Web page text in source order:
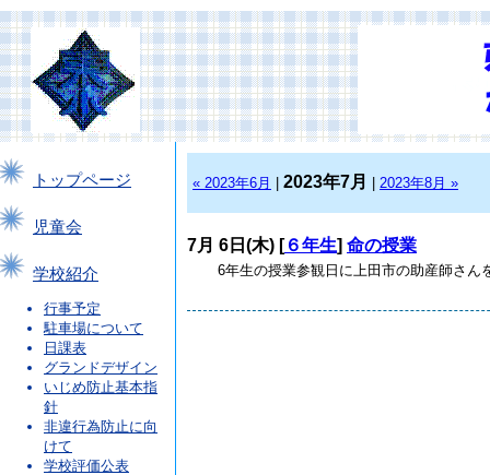
トップページ
児童会
学校紹介
行事予定
駐車場について
日課表
グランドデザイン
いじめ防止基本指
針
非違行為防止に向
けて
学校評価公表
« 2023年6月 2023年7月 2023年8月 »
7月 6日(木) [６年生] 命の授業
6年生の授業参観日に上田市の助産師さん